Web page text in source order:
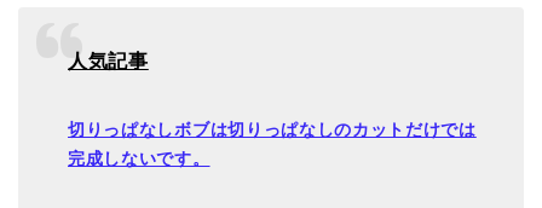
人気記事
切りっぱなしボブは切りっぱなしのカットだけでは
完成しないです。